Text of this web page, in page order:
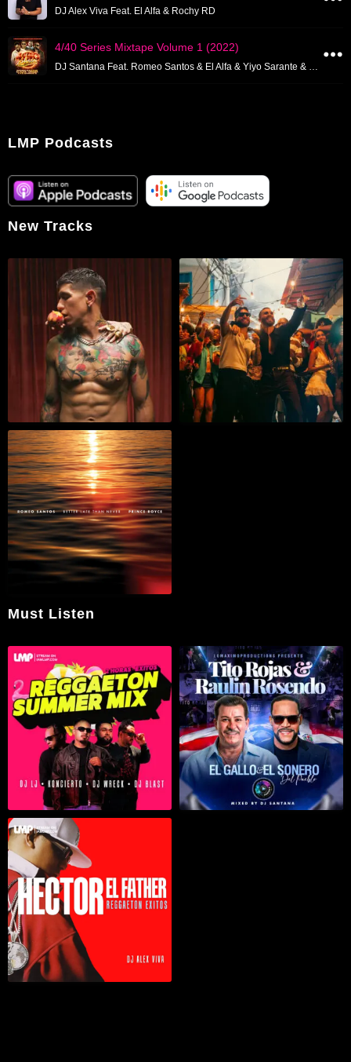
DJ Alex Viva Feat. El Alfa & Rochy RD
4/40 Series Mixtape Volume 1 (2022)
DJ Santana Feat. Romeo Santos & El Alfa & Yiyo Sarante & Omega El Fuerte
LMP Podcasts
New Tracks
Must Listen